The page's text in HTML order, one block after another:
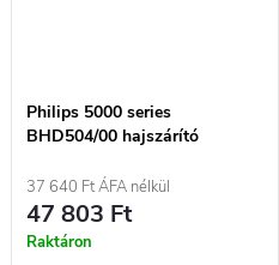
Philips 5000 series
BHD504/00 hajszárító
és 2100 W teljesítménnyel
37 640 Ft ÁFA nélkül
47 803 Ft
Raktáron